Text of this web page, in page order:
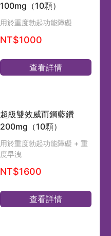
100mg（10顆）
用於重度勃起功能障礙
NT$1000
查看詳情
超級雙效威而鋼藍鑽
200mg（10顆）
用於重度勃起功能障礙 + 重
度早洩
NT$1600
查看詳情